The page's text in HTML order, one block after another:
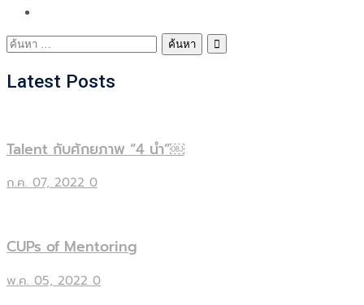
ค้นหา
Latest Posts
Talent กับศักยภาพ “4 นำ”￼
ก.ค. 07, 20220
CUPs of Mentoring
พ.ค. 05, 2022 0